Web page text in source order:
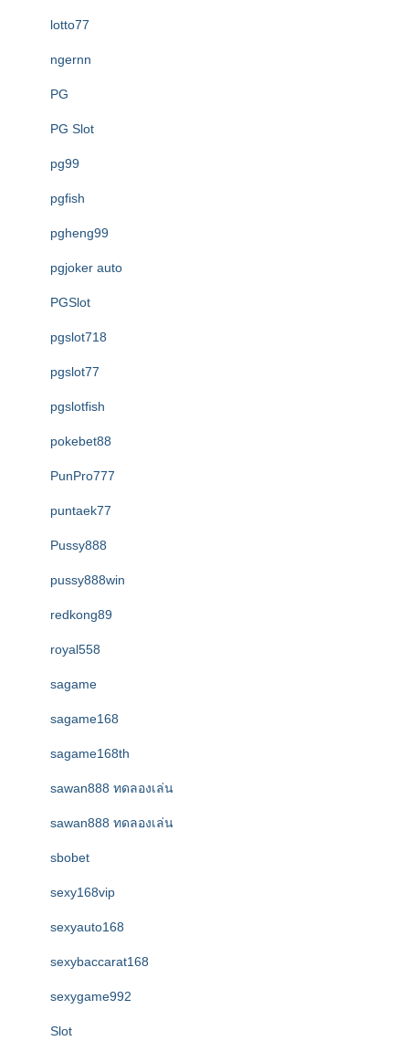
lotto77
ngernn
PG
PG Slot
pg99
pgfish
pgheng99
pgjoker auto
PGSlot
pgslot718
pgslot77
pgslotfish
pokebet88
PunPro777
puntaek77
Pussy888
pussy888win
redkong89
royal558
sagame
sagame168
sagame168th
sawan888 ทดลองเล่น
sawan888 ทดลองเล่น
sbobet
sexy168vip
sexyauto168
sexybaccarat168
sexygame992
Slot